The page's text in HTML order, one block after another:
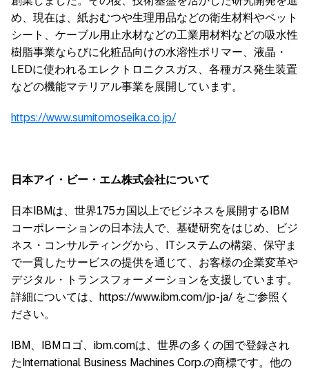
め、現在は、紙おむつや生理用品などの衛生材料やペット
シート、ケーブル用止水材などの工業用材料などの吸水性
樹脂事業ならびに化粧品向けの水溶性ポリマー、液晶・
LEDに使われるエレクトロニクスガス、各種ガス発生装置
などの機能マテリアル事業を展開しています。
https://www.sumitomoseika.co.jp/
日本アイ・ビー・エム株式会社について
日本IBMは、世界175カ国以上でビジネスを展開するIBM
コーポレーションの日本法人で、基礎研究をはじめ、ビジ
ネス・コンサルティングから、ITシステムの構築、保守ま
で一貫したサービスの提供を通じて、お客様の企業変革や
デジタル・トランスフォーメーションを支援しています。
詳細については、https://www.ibm.com/jp-ja/ をご参照く
ださい。
IBM、IBMロゴ、ibm.comは、世界の多くの国で登録され
たInternational Business Machines Corp.の商標です。他の